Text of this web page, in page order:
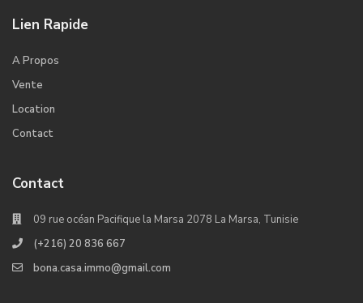
Lien Rapide
A Propos
Vente
Location
Contact
Contact
09 rue océan Pacifique la Marsa 2078 La Marsa, Tunisie
(+216) 20 836 667
bona.casa.immo@gmail.com